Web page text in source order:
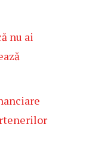
nu ai